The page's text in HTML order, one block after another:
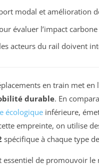
modal et amélioration
évaluer l’impact carbone
acteurs du rail doivent
en train met
durable. En
écologique inférieure,
empreinte, on utilise
spécifique à chaque type
essentiel de promouvoir